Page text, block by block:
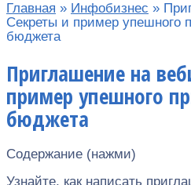
Главная » Инфобизнес »
Секреты и пример упешного
бюджета
Приглашение на
пример упешного
бюджета
Содержание (нажми)
Узнайте, как написать